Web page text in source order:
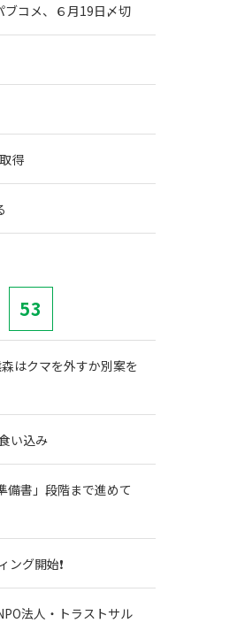
ブコメ、６月19日〆切
得
53
はクマを外すか別案を
い込み
書」段階まで進めて
グ開始❗
法人・トラストサル